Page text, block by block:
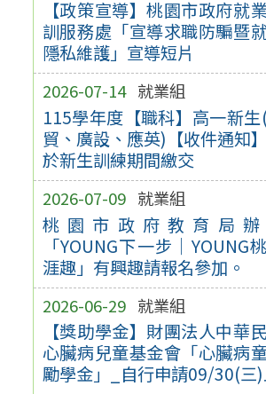
【政策宣導】桃園市政府就
訓服務處「宣導求職防騙暨
隱私維護」宣導短片
2026-07-14 就業組
115學年度【職科】高一新生
貿、廣設、應英)【收件通知
於新生訓練期間繳交
2026-07-09 就業組
桃園市政府教育局辦
「YOUNG下一步｜YOUNG
涯趣」有興趣請報名參加。
2026-06-29 就業組
【獎助學金】財團法人中華
心臟病兒童基金會「心臟病
勵學金」_自行申請09/30(三